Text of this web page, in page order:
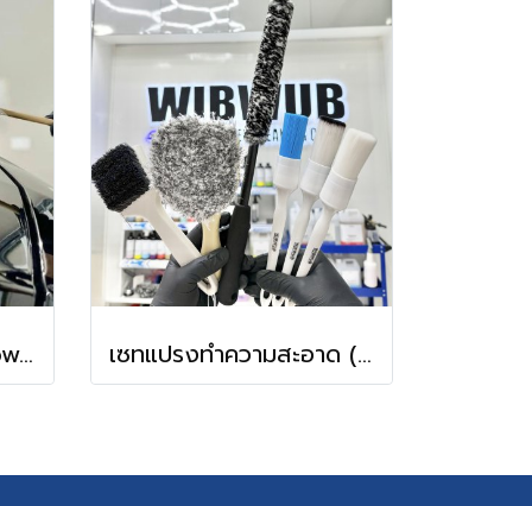
ไม้ปัดฝุ่นขนแกะแท้ (Wibwub wool duster ) เซทแปรงทำความสะอาด (Promotion WIBWUB Brush)